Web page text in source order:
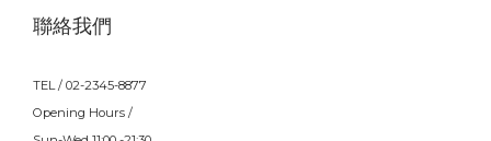
聯絡我們
TEL / 02-2345-8877
Opening Hours /